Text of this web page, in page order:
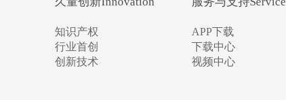
知识产权
行业首创
创新技术
APP下载
下载中心
视频中心